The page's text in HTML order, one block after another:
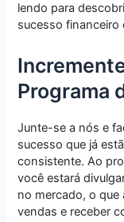
lendo para
sucesso financeiro
Programa
Junte-se a nós e
sucesso que já
consistente. Ao
você estará
no mercado, o que
vendas e receber